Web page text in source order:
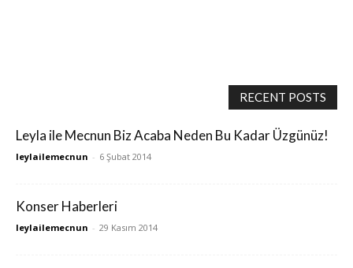
RECENT POSTS
Leyla ile Mecnun Biz Acaba Neden Bu Kadar Üzgünüz!
leylailemecnun - 6 Şubat 2014
Konser Haberleri
leylailemecnun - 29 Kasım 2014